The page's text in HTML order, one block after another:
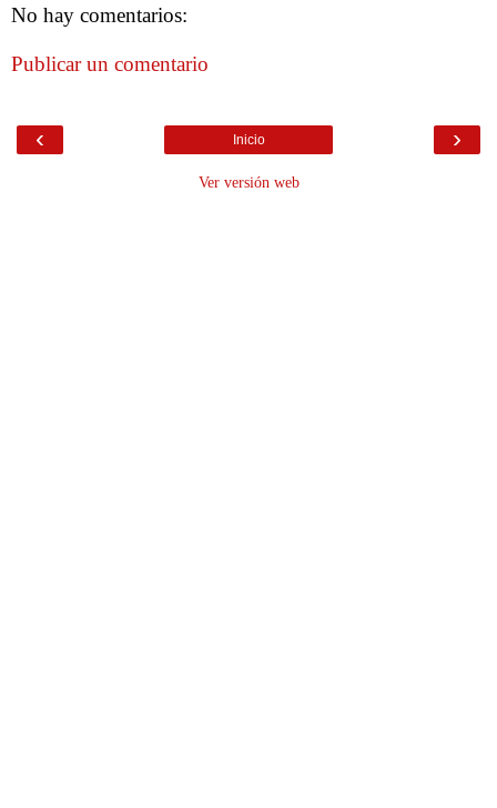
No hay comentarios:
Publicar un comentario
‹ ›
Inicio
Ver versión web